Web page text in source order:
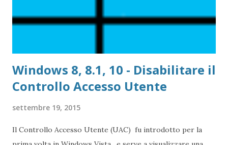
Windows 8, 8.1, 10 - Disabilitare il
Controllo Accesso Utente
settembre 19, 2015
Il Controllo Accesso Utente (UAC) fu introdotto per la